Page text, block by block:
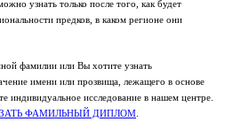
узнать только после того, как будет
предков, в каком регионе они
фамилии или Вы хотите узнать
имени или прозвища, лежащего в основе
индивидуальное исследование в нашем центре.
ФАМИЛЬНЫЙ ДИПЛОМ